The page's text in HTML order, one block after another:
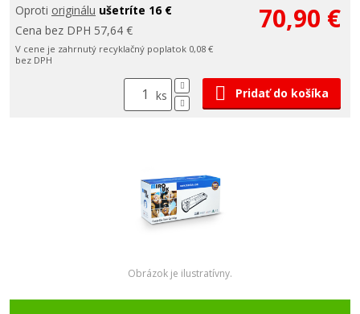
Oproti originálu ušetríte 16 €
Cena bez DPH 57,64 €
V cene je zahrnutý recyklačný poplatok 0,08 €
bez DPH
70,90 €
ks Pridať do košíka
Obrázok je ilustratívny.